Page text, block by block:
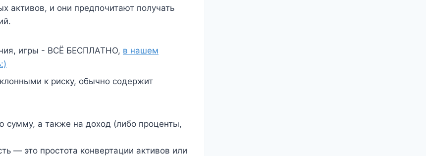
активов, и они предпочитают получать
игры - ВСЁ БЕСПЛАТНО, в нашем
к риску, обычно содержит
сумму, а также на доход (либо проценты,
— это простота конвертации активов или